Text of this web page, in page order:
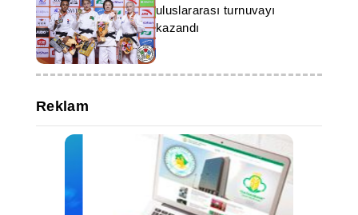
uluslararası turnuvayı
kazandı
Reklam